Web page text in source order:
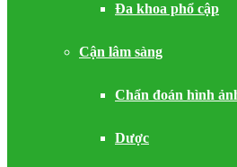
Đa khoa phổ cập
Cận lâm sàng
Chẩn đoán hình
Dược